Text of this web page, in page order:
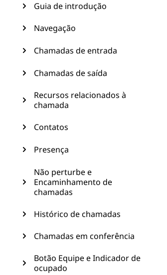
Guia de introdução
Navegação
Chamadas de entrada
Chamadas de saída
Recursos relacionados à
chamada
Contatos
Presença
Não perturbe e
Encaminhamento de
chamadas
Histórico de chamadas
Chamadas em conferência
Botão Equipe e Indicador de
ocupado